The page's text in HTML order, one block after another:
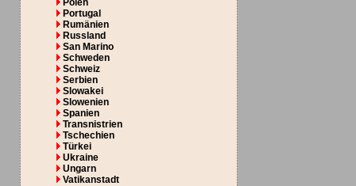
Polen
Portugal
Rumänien
Russland
San Marino
Schweden
Schweiz
Serbien
Slowakei
Slowenien
Spanien
Transnistrien
Tschechien
Türkei
Ukraine
Ungarn
Vatikanstadt